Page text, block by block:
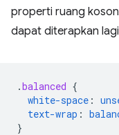
properti ruang
dapat diterapkan
.balanced {
white-space :
text-wrap :
}